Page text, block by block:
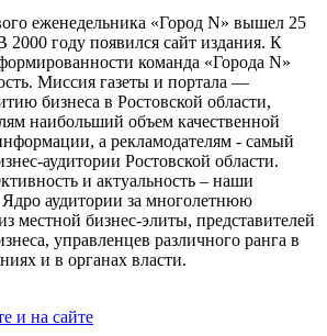
еженедельника «Город N» вышел 25
2000 году появился сайт издания. К
команда «Города N»
Миссия газеты и портала —
бизнеса в Ростовской области,
наибольший объем качественной
а рекламодателям - самый
аудитории Ростовской области.
и актуальность – наши
аудитории за многолетнюю
местной бизнес-элиты, представителей
управленцев различного ранга в
и в органах власти.
и на сайте